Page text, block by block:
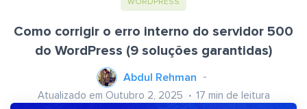
WORDPRESS
Como corrigir o erro interno do servidor 500
do WordPress (9 soluções garantidas)
Abdul Rehman
Atualizado em Outubro 2, 2025 17 min de leitura